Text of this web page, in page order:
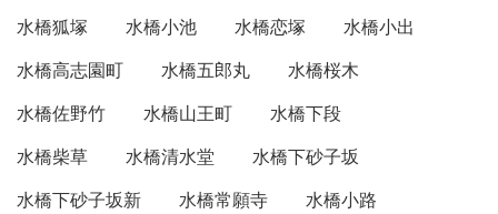
水橋狐塚
水橋小池 水橋恋塚
水橋小出
水橋高志園町
水橋五郎丸
水橋桜木
水橋佐野竹
水橋山王町
水橋下段
水橋柴草
水橋清水堂
水橋下砂子坂
水橋下砂子坂新
水橋常願寺
水橋小路